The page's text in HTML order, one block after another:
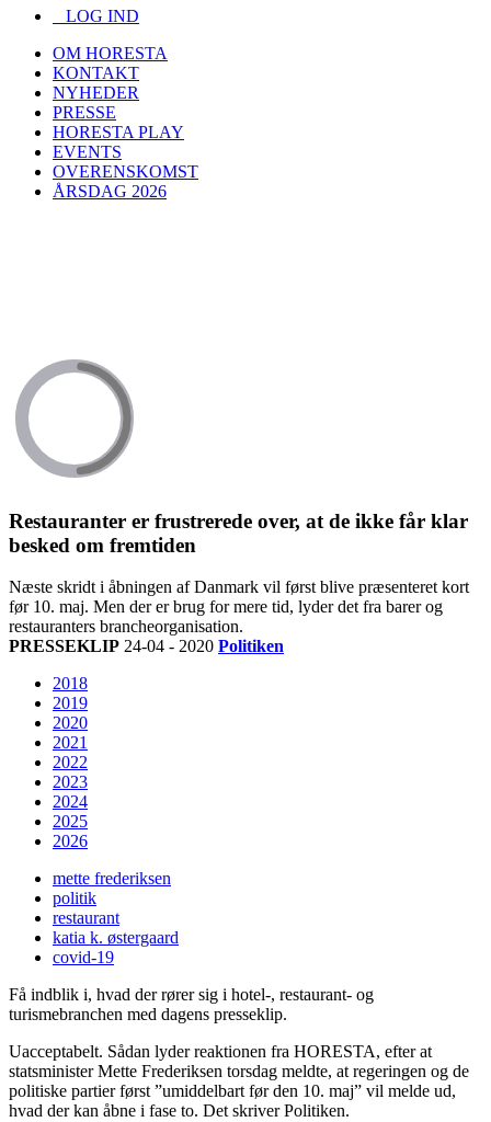
LOG IND
OM HORESTA
KONTAKT
NYHEDER
PRESSE
HORESTA PLAY
EVENTS
OVERENSKOMST
ÅRSDAG 2026
Restauranter er frustrerede over, at de ikke får klar
besked om fremtiden
Næste skridt i åbningen af Danmark vil først blive præsenteret kort
før 10. maj. Men der er brug for mere tid, lyder det fra barer og
restauranters brancheorganisation.
PRESSEKLIP 24-04 - 2020 Politiken
2018
2019
2020
2021
2022
2023
2024
2025
2026
mette frederiksen
politik
restaurant
katia k. østergaard
covid-19
Få indblik i, hvad der rører sig i hotel-, restaurant- og
turismebranchen med dagens presseklip.
Uacceptabelt. Sådan lyder reaktionen fra HORESTA, efter at
statsminister Mette Frederiksen torsdag meldte, at regeringen og de
politiske partier først ”umiddelbart før den 10. maj” vil melde ud,
hvad der kan åbne i fase to. Det skriver Politiken.